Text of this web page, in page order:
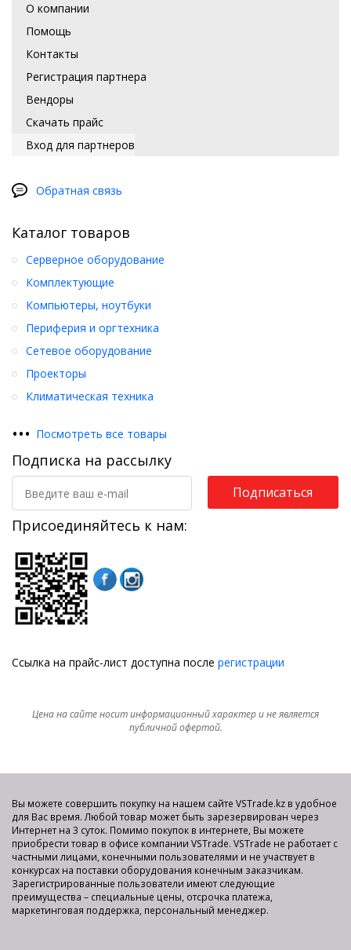
О компании
Помощь
Контакты
Регистрация партнера
Вендоры
Скачать прайс
Вход для партнеров
Обратная связь
Каталог товаров
Серверное оборудование
Комплектующие
Компьютеры, ноутбуки
Периферия и оргтехника
Сетевое оборудование
Проекторы
Климатическая техника
••• Посмотреть все товары
Подписка на рассылку
Подписаться
Присоединяйтесь к нам:
Ссылка на прайс-лист доступна после регистрации
Цена на сайте носит информационный характер и не является
публичной офертой.
Вы можете совершить покупку на нашем сайте VSTrade.kz в удобное
для Вас время. Любой товар может быть зарезервирован через
Интернет на 3 суток. Помимо покупок в интернете, Вы можете
приобрести товар в офисе компании VSTrade. VSTrade не работает с
частными лицами, конечными пользователями и не участвует в
конкурсах на поставки оборудования конечным заказчикам.
Зарегистрированные пользователи имеют следующие
преимущества – специальные цены, отсрочка платежа,
маркетинговая поддержка, персональный менеджер.